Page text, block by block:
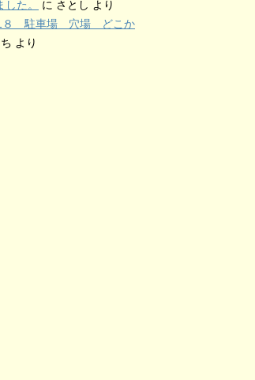
た。
に さとし より
８ 駐車場 穴場 どこか
より